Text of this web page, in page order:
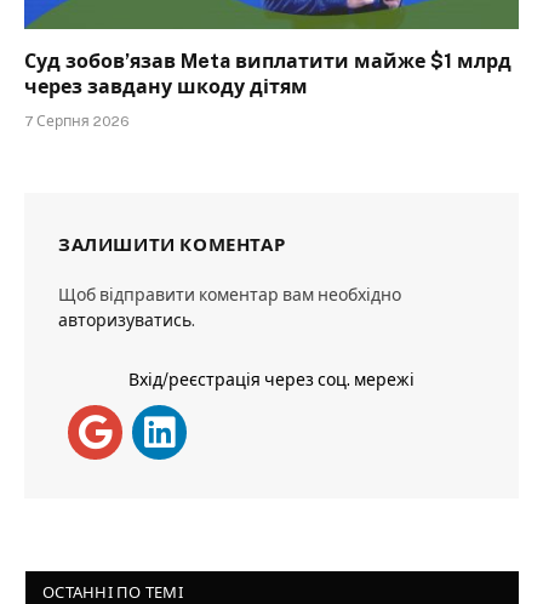
Суд зобов’язав Meta виплатити майже $1 млрд
через завдану шкоду дітям
7 Серпня 2026
ЗАЛИШИТИ КОМЕНТАР
Щоб відправити коментар вам необхідно
авторизуватись.
Вхід/реєстрація через соц. мережі
ОСТАННІ ПО ТЕМІ